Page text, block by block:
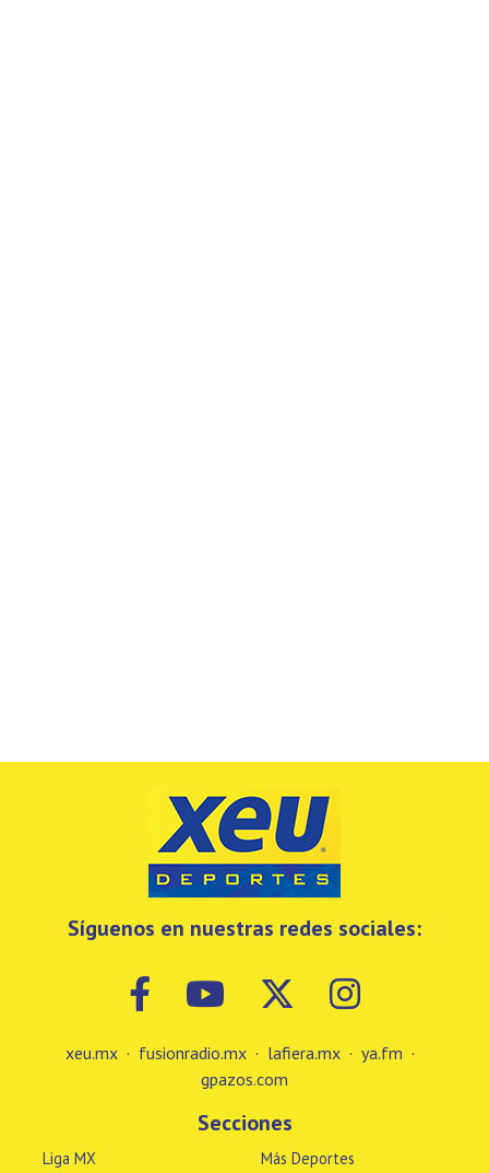
Síguenos en nuestras redes sociales:
xeu.mx · fusionradio.mx · lafiera.mx · ya.fm ·
gpazos.com
Secciones
Liga MX Más Deportes